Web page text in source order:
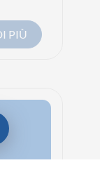
PIÙ